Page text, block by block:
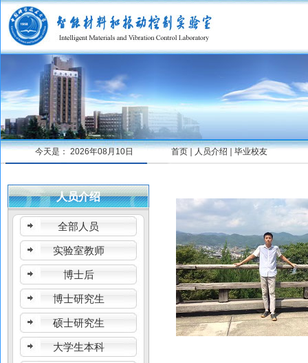
今天是： 2026年08月10日 首页 人员介绍 毕业校友
人员介绍
全部人员
实验室教师
博士后
博士研究生
硕士研究生
大学生本科